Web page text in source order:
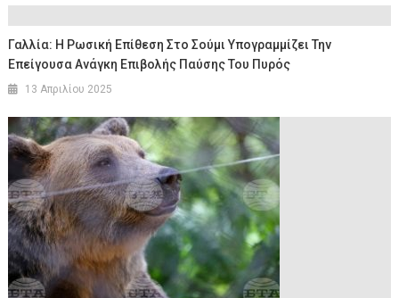
Γαλλία: Η Ρωσική Επίθεση Στο Σούμι Υπογραμμίζει Την
Επείγουσα Ανάγκη Επιβολής Παύσης Του Πυρός
13 Απριλίου 2025